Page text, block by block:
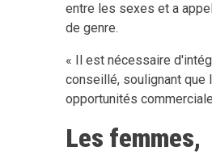
entre les sexes et a
de genre.
« Il est nécessaire
conseillé, soulignant que
opportunités
Les